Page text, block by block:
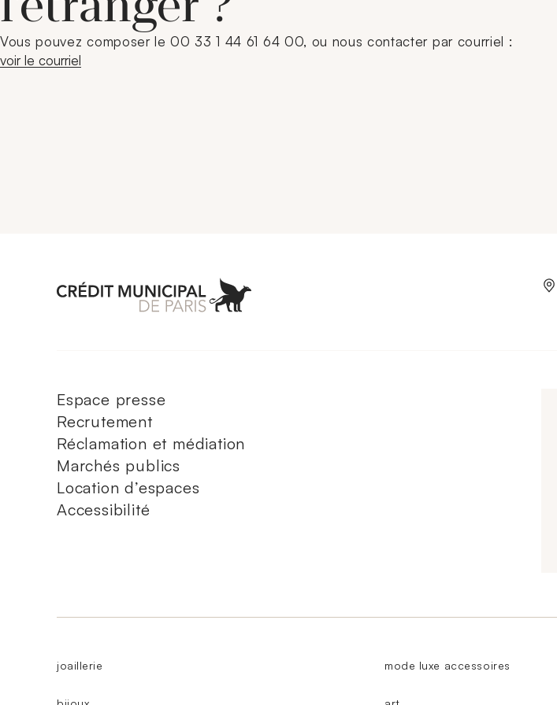
Vous pouvez composer le 00 33 1 44 61 64 00, ou nous contacter par courriel :
voir le courriel
Aller à l'accueil de Crédit Municipal de Paris
Espace presse
Recrutement
Réclamation et médiation
Marchés publics
Location d’espaces
Accessibilité
joaillerie mode luxe accessoires